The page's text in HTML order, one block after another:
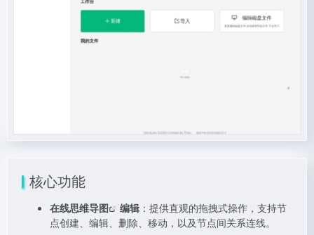
核心功能
在线思维导图 编辑 ：提供直观的拖拽式操作，支持节
点创建、编辑、删除、移动，以及节点间关系连线。